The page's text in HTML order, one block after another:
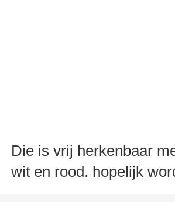
Die is vrij herkenbaar
wit en rood. hopelijk